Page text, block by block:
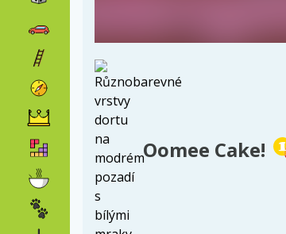
Oomee Cake!